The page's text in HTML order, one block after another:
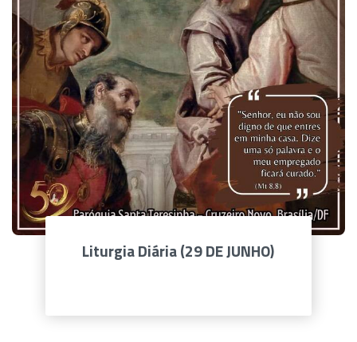
Liturgia Diária (29 DE JUNHO)